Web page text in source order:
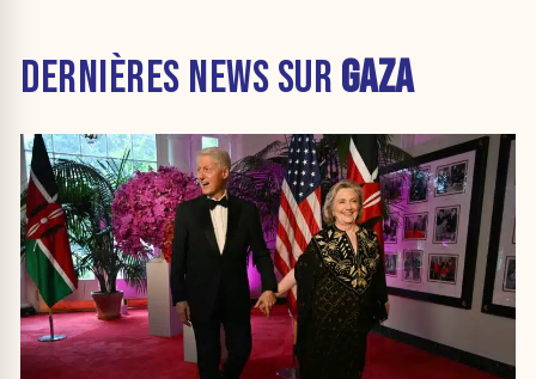
DERNIÈRES NEWS SUR GAZA